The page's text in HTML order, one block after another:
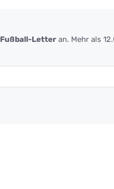
Fußball-Letter an. Mehr als